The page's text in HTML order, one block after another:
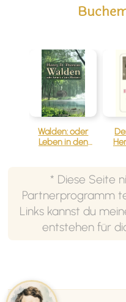
Walden: oder
Leben in den
* Diese Seite
Partnerprogramm
Links kannst du
entstehen für